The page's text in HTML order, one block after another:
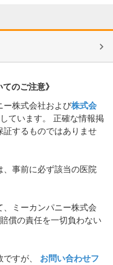
のご注意》
ー株式会社および株式会
ています。 正確な情報掲
するものではありませ
事前に必ず該当の医院
ミーカンパニー株式会
償の責任を一切負わない
すが、
お問い合わせフ